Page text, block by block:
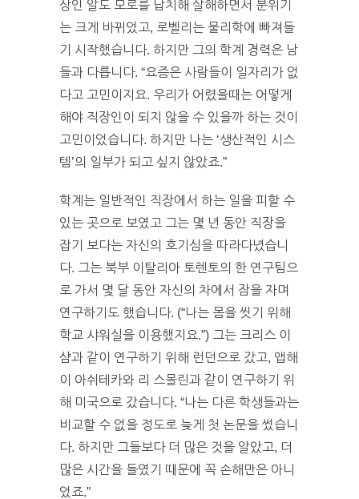
상인 알도 모로를 납치해 살해하면서 분위기
는 크게 바뀌었고, 로벨리는 물리학에 빠져들
기 시작했습니다. 하지만 그의 학계 경력은 남
들과 다릅니다. “요즘은 사람들이 일자리가 없
다고 고민이지요. 우리가 어렸을때는 어떻게
해야 직장인이 되지 않을 수 있을까 하는 것이
고민이었습니다. 하지만 나는 ‘생산적인 시스
템’의 일부가 되고 싶지 않았죠.”
학계는 일반적인 직장에서 하는 일을 피할 수
있는 곳으로 보였고 그는 몇 년 동안 직장을
잡기 보다는 자신의 호기심을 따라다녔습니
다. 그는 북부 이탈리아 토렌토의 한 연구팀으
로 가서 몇 달 동안 자신의 차에서 잠을 자며
연구하기도 했습니다. (“나는 몸을 씻기 위해
학교 샤워실을 이용했지요.”) 그는 크리스 이
샴과 같이 연구하기 위해 런던으로 갔고, 앱해
이 아쉬테카와 리 스몰린과 같이 연구하기 위
해 미국으로 갔습니다. “나는 다른 학생들과는
비교할 수 없을 정도로 늦게 첫 논문을 썼습니
다. 하지만 그들보다 더 많은 것을 알았고, 더
많은 시간을 들였기 때문에 꼭 손해만은 아니
었죠.”